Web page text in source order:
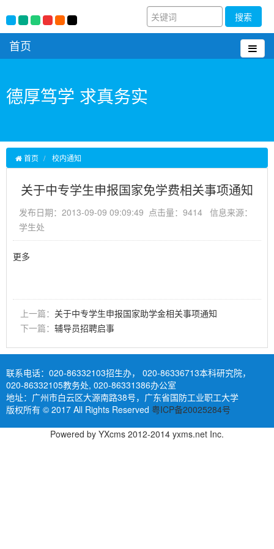
搜索
首页
德厚笃学 求真务实
首页 校内通知
关于中专学生申报国家免学费相关事项通知
发布日期：2013-09-09 09:09:49 点击量：9414 信息来源：
学生处
更多
上一篇： 关于中专学生申报国家助学金相关事项通知
下一篇： 辅导员招聘启事
联系电话： 020-86332103招生办， 020-86336713本科研究院，
020-86332105教务处, 020-86331386办公室
地址：广州市白云区大源南路38号，广东省国防工业职工大学
版权所有 © 2017 All Rights Reserved 粤ICP备20025284号
Powered by YXcms 2012-2014 yxms.net Inc.